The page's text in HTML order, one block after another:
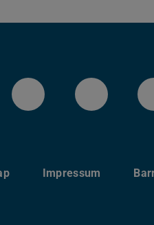
LinkedIn-Seite
Impressum